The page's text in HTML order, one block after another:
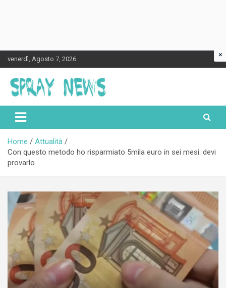
to
content
venerdì, Agosto 7, 2026
Spraynews.it
Home
Attualità
Con questo metodo ho risparmiato 5mila euro in sei mesi: devi
provarlo
×